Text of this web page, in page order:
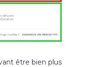
être bien plus